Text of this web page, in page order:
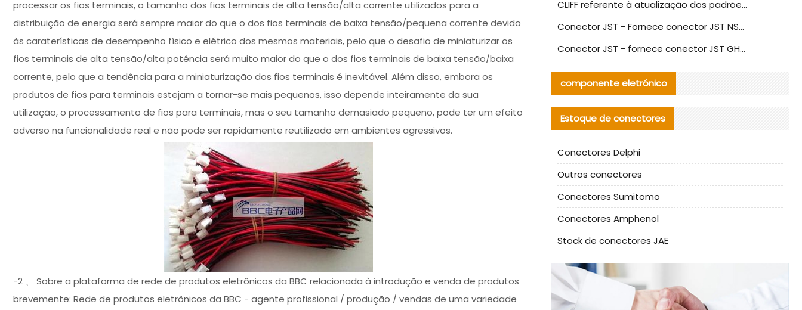
processar os fios terminais, o tamanho dos fios terminais de alta tensão/alta corrente utilizados para a
distribuição de energia será sempre maior do que o dos fios terminais de baixa tensão/pequena corrente devido
às caraterísticas de desempenho físico e elétrico dos mesmos materiais, pelo que o desafio de miniaturizar os
fios terminais de alta tensão/alta potência será muito maior do que o dos fios terminais de baixa tensão/baixa
corrente, pelo que a tendência para a miniaturização dos fios terminais é inevitável. Além disso, embora os
produtos de fios para terminais estejam a tornar-se mais pequenos, isso depende inteiramente da sua
utilização, o processamento de fios para terminais, mas o seu tamanho demasiado pequeno, pode ter um efeito
adverso na funcionalidade real e não pode ser rapidamente reutilizado em ambientes agressivos.
-2 、 Sobre a plataforma de rede de produtos eletrônicos da BBC relacionada à introdução e venda de produtos
brevemente: Rede de produtos eletrônicos da BBC - agente profissional / produção / vendas de uma variedade
CLIFF referente à atualização dos padrões de teste de conectores nacionais
Conector JST - Fornece conector JST NSHR-02V-S original | substituto
Conector JST - fornece conector JST GHR-09V-S autêntico | substituto
componente eletrónico
Estoque de conectores
Conectores Delphi
Outros conectores
Conectores Sumitomo
Conectores Amphenol
Stock de conectores JAE